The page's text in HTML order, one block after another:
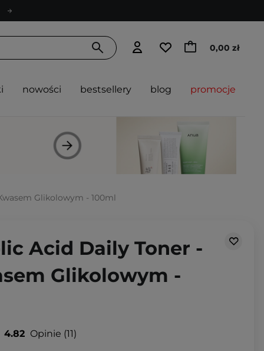
0,00 zł
nowości bestsellery blog promocje
Glikolowym - 100ml
Acid Daily Toner -
Glikolowym -
4.82 Opinie 11